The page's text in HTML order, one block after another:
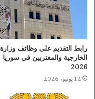
رابط التقديم على وظائف وزارة
الخارجية والمغتربين في سوريا
2026
12 يونيو، 2026